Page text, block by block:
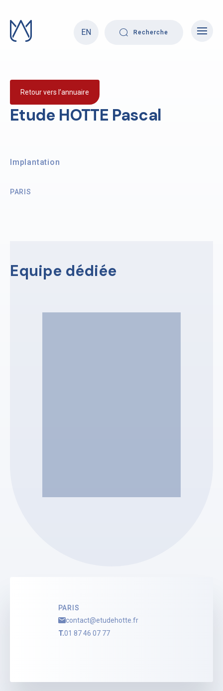
content
EN
Recherche
Etude HOTTE Pascal
Retour vers l’annuaire
Implantation
PARIS
Equipe dédiée
PARIS
contact@etudehotte.fr
T.01 87 46 07 77